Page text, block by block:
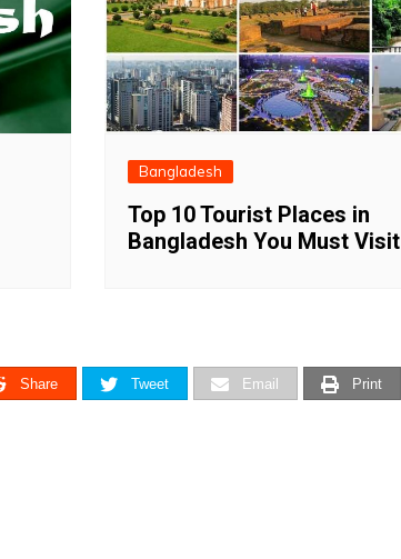
Bangladesh
Top 10 Tourist Places in
Bangladesh You Must Visit
Share Tweet Email Print